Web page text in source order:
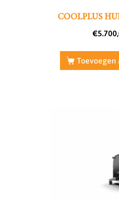
COOLPLUS
€
Toevoegen